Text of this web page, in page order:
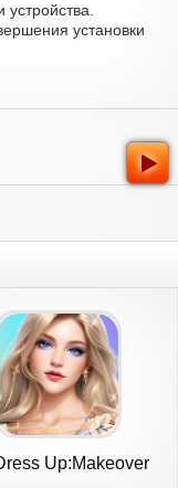
установки
Up:Makeover